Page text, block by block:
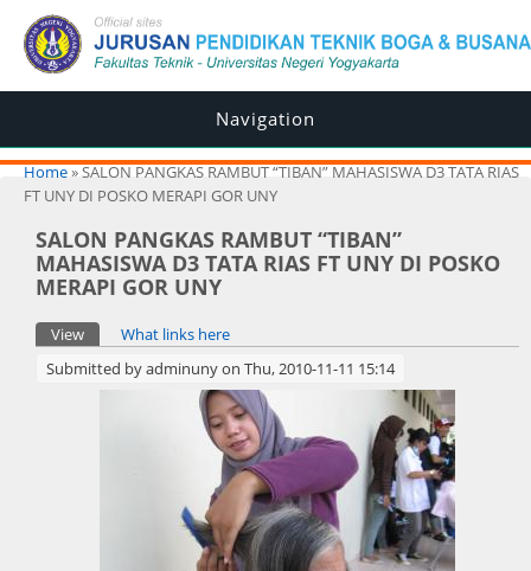
Navigation
You are here
Home» SALON PANGKAS RAMBUT “TIBAN” MAHASISWA D3 TATA RIAS
FT UNY DI POSKO MERAPI GOR UNY
SALON PANGKAS RAMBUT “TIBAN”
MAHASISWA D3 TATA RIAS FT UNY DI POSKO
MERAPI GOR UNY
Primary tabs
View (active tab)
What links here
Submitted byadminunyon Thu, 2010-11-11 15:14